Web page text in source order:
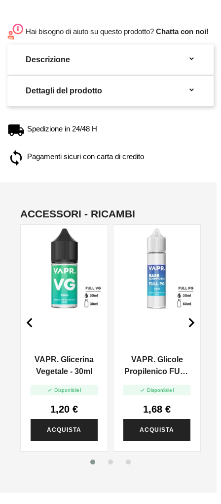
Hai bisogno di aiuto su questo prodotto? Chatta con noi!
Descrizione 
Dettagli del prodotto 
Spedizione in 24/48 H
Pagamenti sicuri con carta di credito
ACCESSORI - RICAMBI
VAPR. Glicerina
Vegetale - 30ml
 Disponibile!
1,20 €
ACQUISTA
VAPR. Glicole
Propilenico FULL
 Disponibile!
1,68 €
ACQUISTA
 